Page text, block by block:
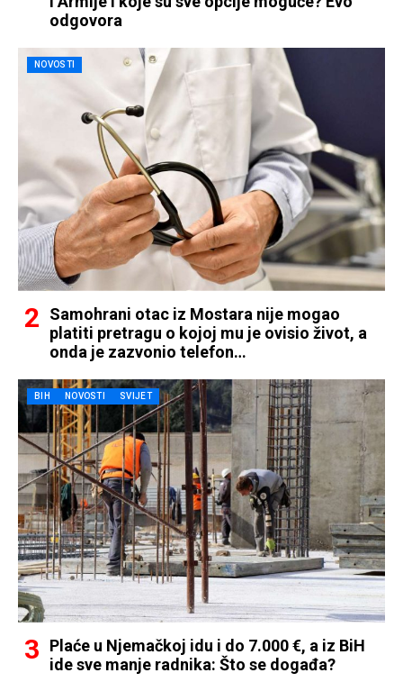
odgovora
NOVOSTI
Samohrani otac iz Mostara nije mogao
platiti pretragu o kojoj mu je ovisio život, a
onda je zazvonio telefon…
BIH NOVOSTI SVIJET
Plaće u Njemačkoj idu i do 7.000 €, a iz BiH
ide sve manje radnika: Što se događa?